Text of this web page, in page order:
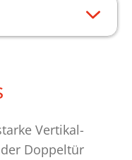
Vertikal-
Doppeltür